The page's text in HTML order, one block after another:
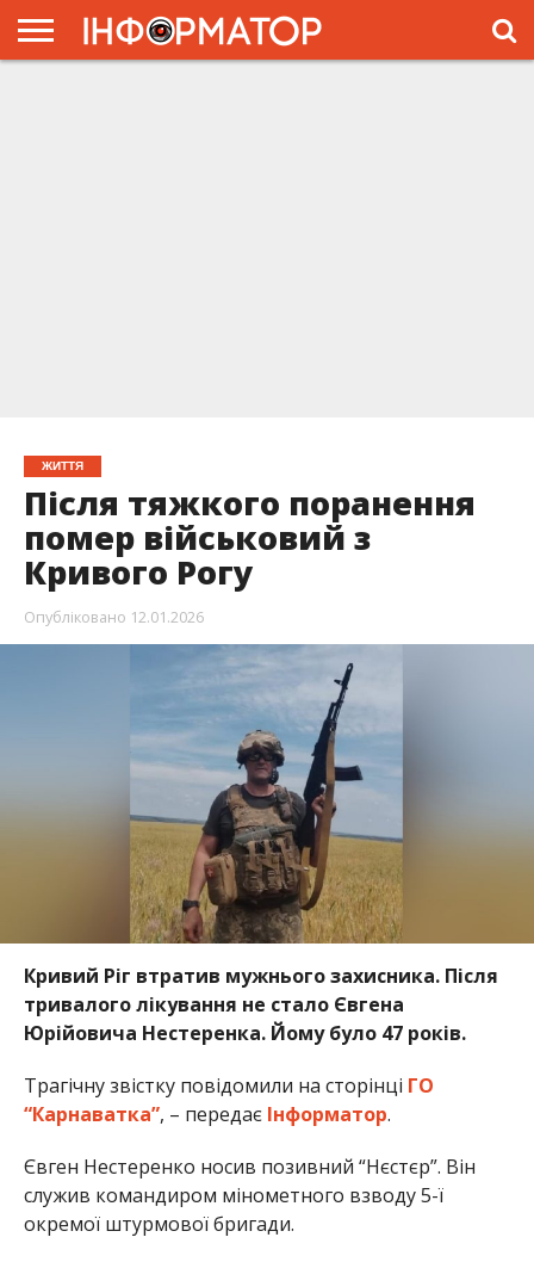
ЖИТТЯ
Після тяжкого поранення
помер військовий з
Кривого Рогу
Опубліковано 12.01.2026
Кривий Ріг втратив мужнього захисника. Після
тривалого лікування не стало Євгена
Юрійовича Нестеренка. Йому було 47 років.
Трагічну звістку повідомили на сторінці ГО
“Карнаватка”, – передає Інформатор.
Євген Нестеренко носив позивний “Нєстєр”. Він
служив командиром мінометного взводу 5-ї
окремої штурмової бригади.